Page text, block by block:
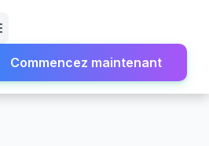
Commencez maintenant